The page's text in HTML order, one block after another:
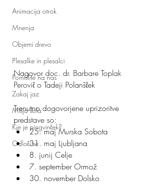
Animacija otrok
Mnenja
Objemi drevo
Plesalke in plesalci
Pomislite na nas
Zakaj jaz
Mišja šola
Kje je pingvinček?
Odloči se
Nagovor doc. dr. Barbare Toplak
Perovič o Tadeji Polanšček
Trenutno dogovorjene uprizoritve
predstave so:
25. maj Murska Sobota
31. maj Ljubljana
8. junij Celje
7. september Ormož
30. november Dolsko